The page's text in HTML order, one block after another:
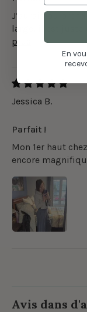
J’aurais pu
large, il est juste
plus
Jessica B.
Parfait !
Mon 1er haut
encore
Avis dans
En